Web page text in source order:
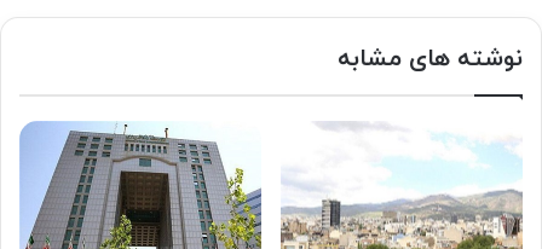
نوشته های مشابه